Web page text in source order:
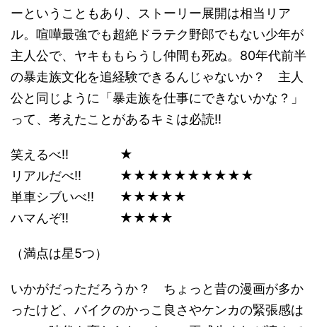
ーということもあり、ストーリー展開は相当リア
ル。喧嘩最強でも超絶ドラテク野郎でもない少年が
主人公で、ヤキももらうし仲間も死ぬ。80年代前半
の暴走族文化を追経験できるんじゃないか？ 主人
公と同じように「暴走族を仕事にできないかな？」
って、考えたことがあるキミは必読!!
笑えるべ!! ★
リアルだべ!! ★★★★★★★★★★
単車シブいべ!! ★★★★★
ハマんぞ!! ★★★★
（満点は星5つ）
いかがだっただろうか？ ちょっと昔の漫画が多か
ったけど、バイクのかっこ良さやケンカの緊張感は